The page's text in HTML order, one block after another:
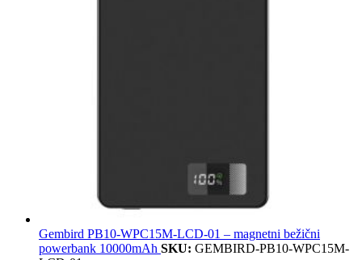
Gembird PB10-WPC15M-LCD-01 – magnetni bežični
powerbank 10000mAh SKU: GEMBIRD-PB10-WPC15M-